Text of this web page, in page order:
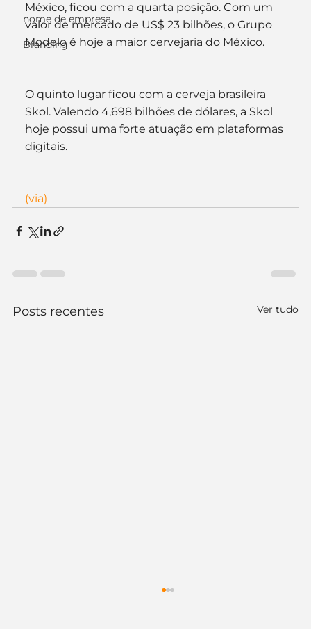
nome de empresa
Branding
México, ficou com a quarta posição. Com um
valor de mercado de US$ 23 bilhões, o Grupo
Modelo é hoje a maior cervejaria do México.
O quinto lugar ficou com a cerveja brasileira
Skol. Valendo 4,698 bilhões de dólares, a Skol
hoje possui uma forte atuação em plataformas
digitais.
(via)
Posts recentes Ver tudo